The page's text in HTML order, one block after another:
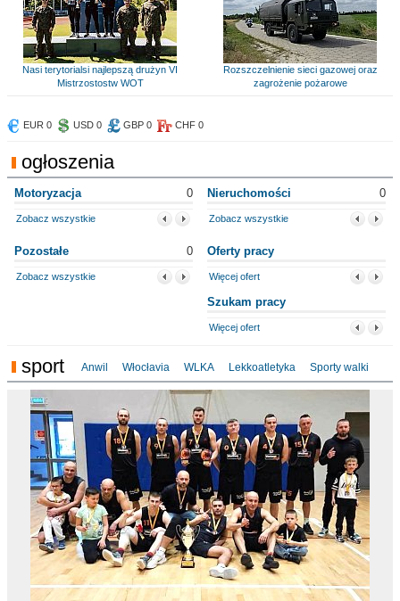
Nasi terytorialsi najlepszą drużyn VI
Mistrzostostw WOT
Rozszczelnienie sieci gazowej oraz
zagrożenie pożarowe
EUR 0 USD 0 GBP 0 CHF 0
ogłoszenia
Motoryzacja 0
Zobacz wszystkie
Nieruchomości 0
Zobacz wszystkie
Pozostałe 0
Zobacz wszystkie
Oferty pracy
Więcej ofert
Szukam pracy
Więcej ofert
sport Anwil Włocłavia WLKA Lekkoatletyka Sporty walki